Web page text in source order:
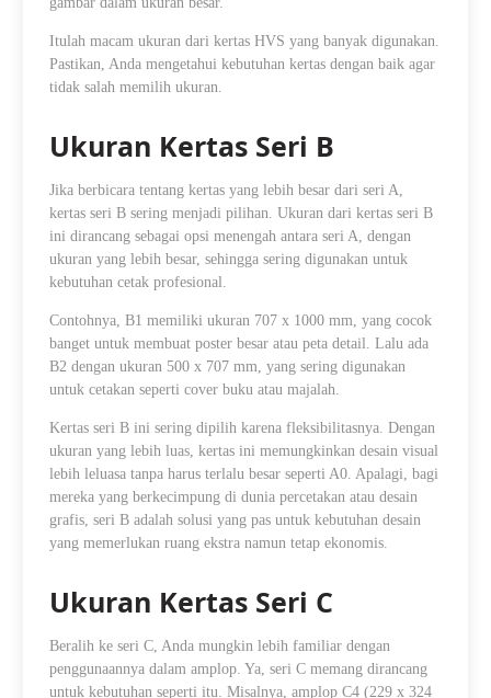
Itulah macam ukuran dari kertas HVS yang banyak digunakan.
Pastikan, Anda mengetahui kebutuhan kertas dengan baik agar
tidak salah memilih ukuran.
Ukuran Kertas Seri B
Jika berbicara tentang kertas yang lebih besar dari seri A,
kertas seri B sering menjadi pilihan. Ukuran dari kertas seri B
ini dirancang sebagai opsi menengah antara seri A, dengan
ukuran yang lebih besar, sehingga sering digunakan untuk
kebutuhan cetak profesional.
Contohnya, B1 memiliki ukuran 707 x 1000 mm, yang cocok
banget untuk membuat poster besar atau peta detail. Lalu ada
B2 dengan ukuran 500 x 707 mm, yang sering digunakan
untuk cetakan seperti cover buku atau majalah.
Kertas seri B ini sering dipilih karena fleksibilitasnya. Dengan
ukuran yang lebih luas, kertas ini memungkinkan desain visual
lebih leluasa tanpa harus terlalu besar seperti A0. Apalagi, bagi
mereka yang berkecimpung di dunia percetakan atau desain
grafis, seri B adalah solusi yang pas untuk kebutuhan desain
yang memerlukan ruang ekstra namun tetap ekonomis.
Ukuran Kertas Seri C
Beralih ke seri C, Anda mungkin lebih familiar dengan
penggunaannya dalam amplop. Ya, seri C memang dirancang
untuk kebutuhan seperti itu. Misalnya, amplop C4 (229 x 324